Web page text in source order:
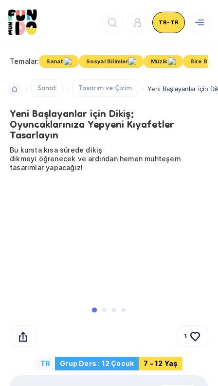
TR-TR
Temalar: Sanat Sosyal Bilimler Müzik Bire Bir
Sanat Tasarım ve Çizim Yeni Başlayanlar için
Yeni Başlayanlar için Dikiş:
Oyuncaklarınıza Yepyeni Kıyafetler
Tasarlayın
Bu kursta kısa sürede dikiş
dikmeyi öğrenecek ve ardından hemen muhteşem
tasarımlar yapacağız!
1
TR Grup Ders : 12 Çocuk 7 - 12 Yaş